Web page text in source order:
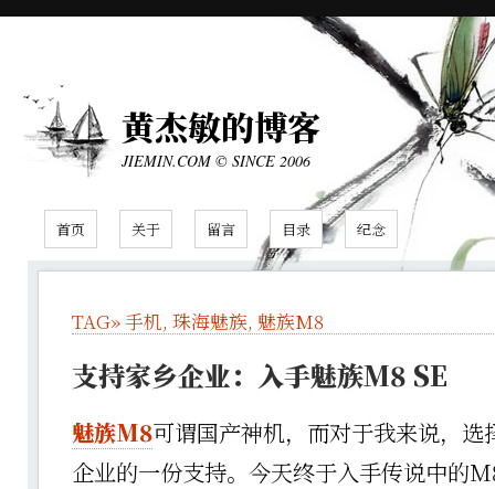
黄杰敏的博客
JIEMIN.COM © SINCE 2006
首页 关于 留言 目录 纪念
TAG»手机, 珠海魅族, 魅族M8
支持家乡企业：入手魅族M8 SE
魅族M8可谓国产神机，而对于我来说，
企业的一份支持。今天终于入手传说中的